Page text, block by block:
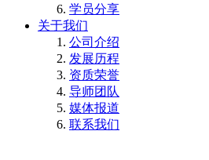
学员分享
关于我们
公司介绍
发展历程
资质荣誉
导师团队
媒体报道
联系我们